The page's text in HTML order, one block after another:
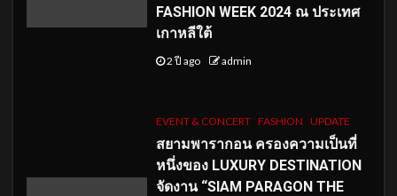
FASHION WEEK 2024 ณ ประเทศ
เกาหลีใต้
2 ปี ago admin
EVENT & CONCERT FASHION UPDATE
สยามพารากอน ครองความเป็นที่
หนึ่งของ LUXURY DESTINATION
จัดงาน “SIAM PARAGON THE